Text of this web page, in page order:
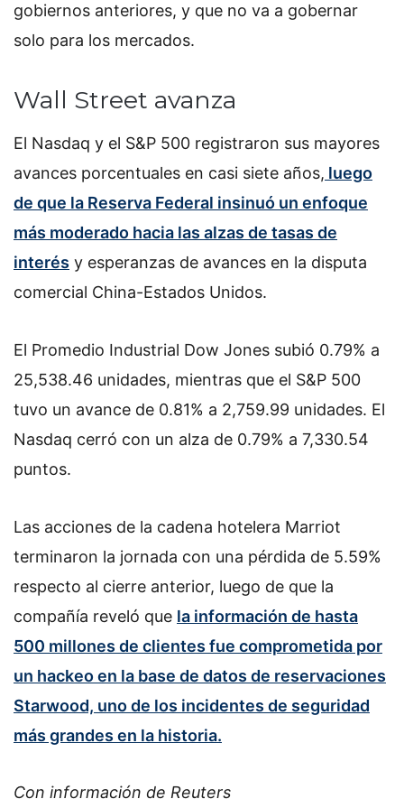
gobiernos anteriores, y que no va a gobernar
solo para los mercados.
Wall Street avanza
El Nasdaq y el S&P 500 registraron sus mayores
avances porcentuales en casi siete años, luego
de que la Reserva Federal insinuó un enfoque
más moderado hacia las alzas de tasas de
interés y esperanzas de avances en la disputa
comercial China-Estados Unidos.
El Promedio Industrial Dow Jones subió 0.79% a
25,538.46 unidades, mientras que el S&P 500
tuvo un avance de 0.81% a 2,759.99 unidades. El
Nasdaq cerró con un alza de 0.79% a 7,330.54
puntos.
Las acciones de la cadena hotelera Marriot
terminaron la jornada con una pérdida de 5.59%
respecto al cierre anterior, luego de que la
compañía reveló que la información de hasta
500 millones de clientes fue comprometida por
un hackeo en la base de datos de reservaciones
Starwood, uno de los incidentes de seguridad
más grandes en la historia.
Con información de Reuters